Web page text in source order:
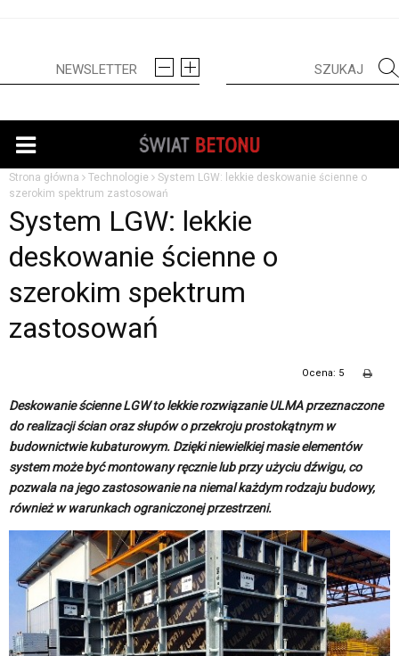
Strona główna Technologie
System LGW: lekkie deskowanie ścienne o
szerokim spektrum zastosowań
System LGW: lekkie
deskowanie ścienne o
szerokim spektrum
zastosowań
Ocena: 5
Deskowanie ścienne LGW to lekkie rozwiązanie ULMA przeznaczone
do realizacji ścian oraz słupów o przekroju prostokątnym w
budownictwie kubaturowym. Dzięki niewielkiej masie elementów
system może być montowany ręcznie lub przy użyciu dźwigu, co
pozwala na jego zastosowanie na niemal każdym rodzaju budowy,
również w warunkach ograniczonej przestrzeni.